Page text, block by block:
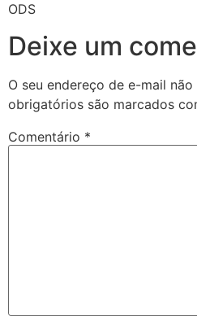
ODS
Deixe um
O seu endereço de e-mail
obrigatórios são marcados
Comentário *